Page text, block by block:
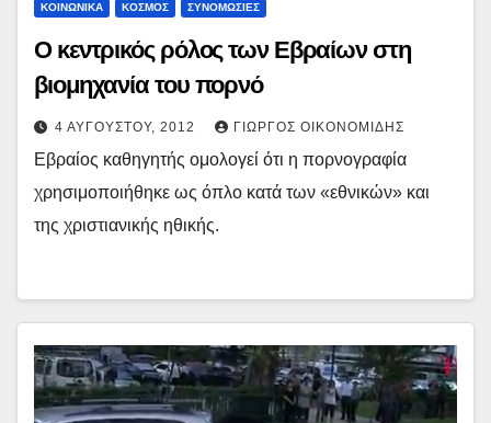
ΚΟΙΝΩΝΙΚΑ ΚΟΣΜΟΣ ΣΥΝΟΜΩΣΙΕΣ
Ο κεντρικός ρόλος των Εβραίων στη
βιομηχανία του πορνό
4 ΑΥΓΟΎΣΤΟΥ, 2012 ΓΙΏΡΓΟΣ ΟΙΚΟΝΟΜΊΔΗΣ
Εβραίος καθηγητής ομολογεί ότι η πορνογραφία
χρησιμοποιήθηκε ως όπλο κατά των «εθνικών» και
της χριστιανικής ηθικής.